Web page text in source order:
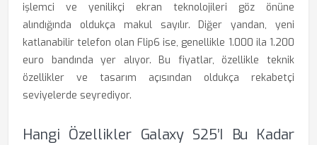
işlemci ve yenilikçi ekran teknolojileri göz önüne
alındığında oldukça makul sayılır. Diğer yandan, yeni
katlanabilir telefon olan Flip6 ise, genellikle 1.000 ila 1.200
euro bandında yer alıyor. Bu fiyatlar, özellikle teknik
özellikler ve tasarım açısından oldukça rekabetçi
seviyelerde seyrediyor.
Hangi Özellikler Galaxy S25’i Bu Kadar